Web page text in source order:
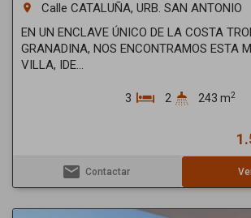
room
Calle CATALUÑA, URB. SAN ANTONIO
EN UN ENCLAVE ÚNICO DE LA COSTA
GRANADINA, NOS ENCONTRAMOS ESTA
VILLA, IDE...
3 2 243 m2
email Contactar